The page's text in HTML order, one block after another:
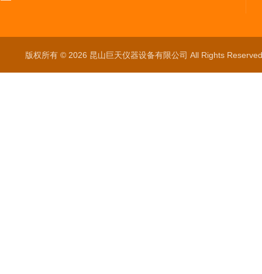
版权所有 © 2026 昆山巨天仪器设备有限公司 All Rights